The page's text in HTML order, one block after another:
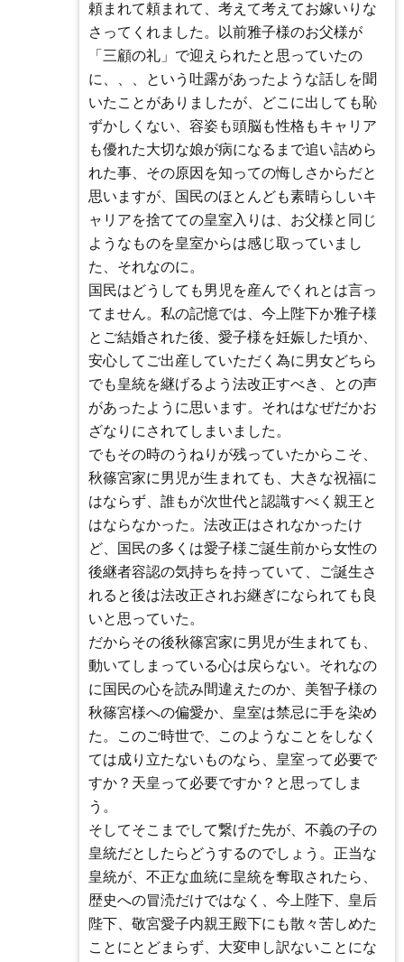
頼まれて頼まれて、考えて考えてお嫁いりな
さってくれました。以前雅子様のお父様が
「三顧の礼」で迎えられたと思っていたの
に、、、という吐露があったような話しを聞
いたことがありましたが、どこに出しても恥
ずかしくない、容姿も頭脳も性格もキャリア
も優れた大切な娘が病になるまで追い詰めら
れた事、その原因を知っての悔しさからだと
思いますが、国民のほとんども素晴らしいキ
ャリアを捨てての皇室入りは、お父様と同じ
ようなものを皇室からは感じ取っていまし
た、それなのに。
国民はどうしても男児を産んでくれとは言っ
てません。私の記憶では、今上陛下か雅子様
とご結婚された後、愛子様を妊娠した頃か、
安心してご出産していただく為に男女どちら
でも皇統を継げるよう法改正すべき、との声
があったように思います。それはなぜだかお
ざなりにされてしまいました。
でもその時のうねりが残っていたからこそ、
秋篠宮家に男児が生まれても、大きな祝福に
はならず、誰もが次世代と認識すべく親王と
はならなかった。法改正はされなかったけ
ど、国民の多くは愛子様ご誕生前から女性の
後継者容認の気持ちを持っていて、ご誕生さ
れると後は法改正されお継ぎになられても良
いと思っていた。
だからその後秋篠宮家に男児が生まれても、
動いてしまっている心は戻らない。それなの
に国民の心を読み間違えたのか、美智子様の
秋篠宮様への偏愛か、皇室は禁忌に手を染め
た。このご時世で、このようなことをしなく
ては成り立たないものなら、皇室って必要で
すか？天皇って必要ですか？と思ってしま
う。
そしてそこまでして繋げた先が、不義の子の
皇統だとしたらどうするのでしょう。正当な
皇統が、不正な血統に皇統を奪取されたら、
歴史への冒涜だけではなく、今上陛下、皇后
陛下、敬宮愛子内親王殿下にも散々苦しめた
ことにとどまらず、大変申し訳ないことにな